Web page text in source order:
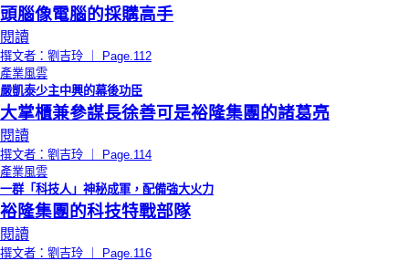
頭腦像電腦的採購高手
閱讀
撰文者：劉吉玲 ｜ Page.112
產業風雲
嚴凱泰少主中興的幕後功臣
大掌櫃兼參謀長徐善可是裕隆集團的諸葛亮
閱讀
撰文者：劉吉玲 ｜ Page.114
產業風雲
一群「科技人」神秘成軍，配備強大火力
裕隆集團的科技特戰部隊
閱讀
撰文者：劉吉玲 ｜ Page.116